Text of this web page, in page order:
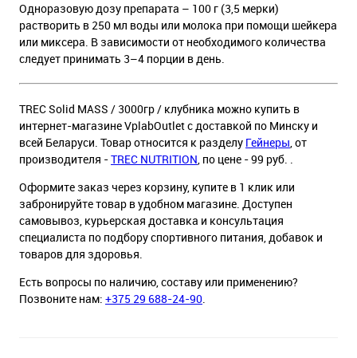
Одноразовую дозу препарата – 100 г (3,5 мерки)
растворить в 250 мл воды или молока при помощи шейкера
или миксера. В зависимости от необходимого количества
следует принимать 3–4 порции в день.
TREC Solid MASS / 3000гр / клубника можно купить в
интернет-магазине VplabOutlet с доставкой по Минску и
всей Беларуси. Товар относится к разделу Гейнеры, от
производителя -TREC NUTRITION, по цене - 99 руб. .
Оформите заказ через корзину, купите в 1 клик или
забронируйте товар в удобном магазине. Доступен
самовывоз, курьерская доставка и консультация
специалиста по подбору спортивного питания, добавок и
товаров для здоровья.
Есть вопросы по наличию, составу или применению?
Позвоните нам: +375 29 688-24-90.